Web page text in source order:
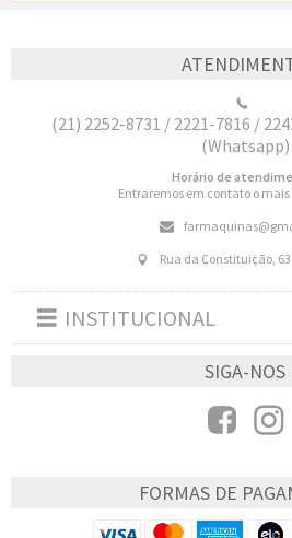
(21) 2252-8731 / 2221-7816 /
(Whatsapp)
Horário de
Entraremos em contato o mais
Rua da Constituição, 63
Toggle
navigation
INSTITUCIONAL
SIGA-NOS
FORMAS DE